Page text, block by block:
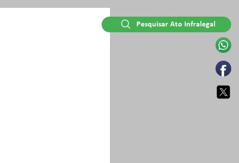
Pesquisar Ato Infralegal